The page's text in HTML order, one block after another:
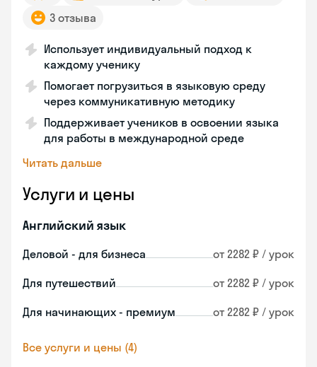
3 отзыва
Использует индивидуальный подход к
каждому ученику
Помогает погрузиться в языковую среду
через коммуникативную методику
Поддерживает учеников в освоении языка
для работы в международной среде
Читать дальше
Услуги и цены
Английский язык
Деловой - для бизнеса от 2282 ₽ / урок
Для путешествий от 2282 ₽ / урок
Для начинающих - премиум от 2282 ₽ / урок
Все услуги и цены (4)